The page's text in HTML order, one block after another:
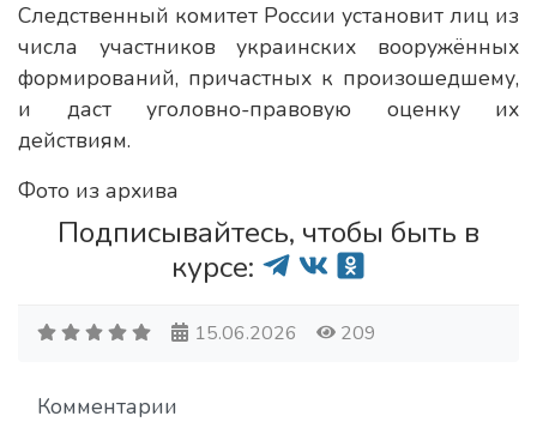
Следственный комитет России установит лиц из
числа участников украинских вооружённых
формирований, причастных к произошедшему,
и даст уголовно-правовую оценку их
действиям.
Фото из архива
Подписывайтесь, чтобы быть в
курсе:
15.06.2026 209
Комментарии